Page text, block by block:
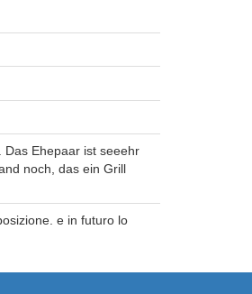
Ehepaar ist seeehr
noch, das ein Grill
e in futuro lo